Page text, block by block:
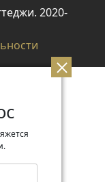
2020-